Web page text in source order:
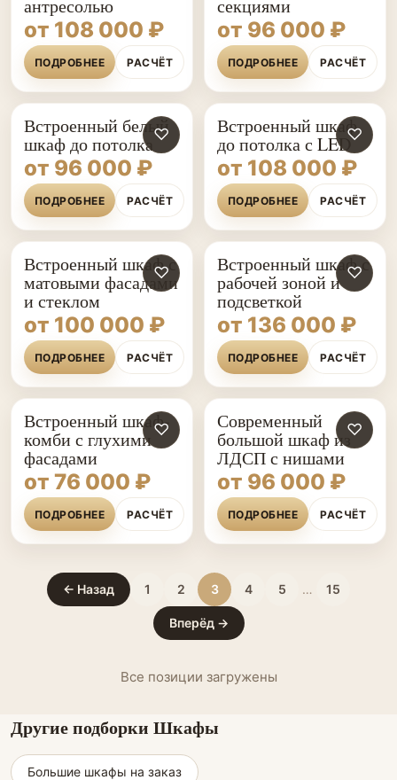
антресолью
от 108 000 ₽
ПОДРОБНЕЕ РАСЧЁТ
секциями
от 96 000 ₽
ПОДРОБНЕЕ РАСЧЁТ
♡
Встроенный белый
шкаф до потолка
от 96 000 ₽
ПОДРОБНЕЕ РАСЧЁТ
♡
Встроенный шкаф
до потолка с LED
от 108 000 ₽
ПОДРОБНЕЕ РАСЧЁТ
♡
Встроенный шкаф с
матовыми фасадами
и стеклом
от 100 000 ₽
ПОДРОБНЕЕ РАСЧЁТ
♡
Встроенный шкаф с
рабочей зоной и
подсветкой
от 136 000 ₽
ПОДРОБНЕЕ РАСЧЁТ
♡
Встроенный шкаф-
комби с глухими
фасадами
от 76 000 ₽
ПОДРОБНЕЕ РАСЧЁТ
♡
Современный
большой шкаф из
ЛДСП с нишами
от 96 000 ₽
ПОДРОБНЕЕ РАСЧЁТ
← Назад 1 2 3 4 5 … 15
Вперёд →
Все позиции загружены
Другие подборки Шкафы
Большие шкафы на заказ